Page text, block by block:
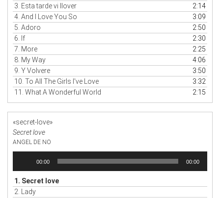
3. Esta tarde vi llover
2:14
4. And I Love You So
3:09
5. Adoro
2:50
6. If
2:30
7. More
2:25
8. My Way
4:06
9. Y Volvere
3:50
10. To All The Girls I've Love
3:32
11. What A Wonderful World
2:15
«secret-love»
Secret love
ANGEL DE NO
audio
00:00 00:00
1. Secret love
2. Lady